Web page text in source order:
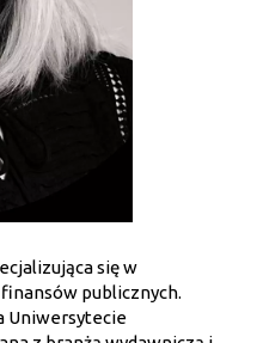
się w
publicznych.
Uniwersytecie